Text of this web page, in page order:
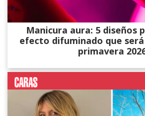
Manicura aura: 5 diseños
efecto difuminado que
primavera